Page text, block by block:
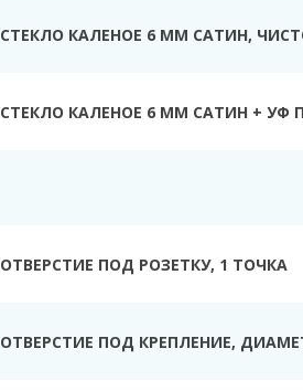
СТЕКЛО КАЛЕНОЕ 6 ММ САТИН,
СТЕКЛО КАЛЕНОЕ 6 ММ САТИН + УФ
ОТВЕРСТИЕ ПОД РОЗЕТКУ, 1 ТОЧКА
ОТВЕРСТИЕ ПОД КРЕПЛЕНИЕ,